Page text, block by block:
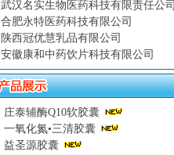
武汉名实生物医药科技有限责任公司
合肥永特医药科技有限公司
陕西冠优慧乳品有限公司
安徽康和中药饮片科技有限公司
庄泰辅酶Q10软胶囊
一氧化氮•三清胶囊
益圣源胶囊